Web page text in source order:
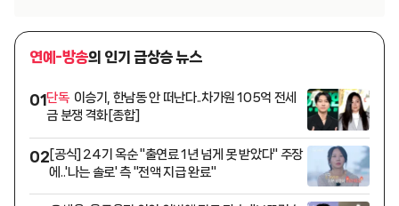
연예-방송의 인기 급상승 뉴스
01단독 이승기, 한남동 안 떠난다..차가원 105억 전세
금 분쟁 격화[종합]
02[공식] 24기 옥순 "출연료 1년 넘게 못 받았다" 주장
에..'나는 솔로' 측 "전액 지급 완료"